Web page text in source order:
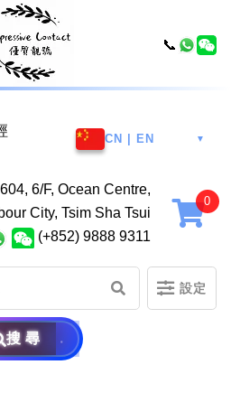
CN | EN ▼
6/F, Ocean Centre,
City, Tsim Sha Tsui
(+852) 9888 9311
設定
搜尋
📞